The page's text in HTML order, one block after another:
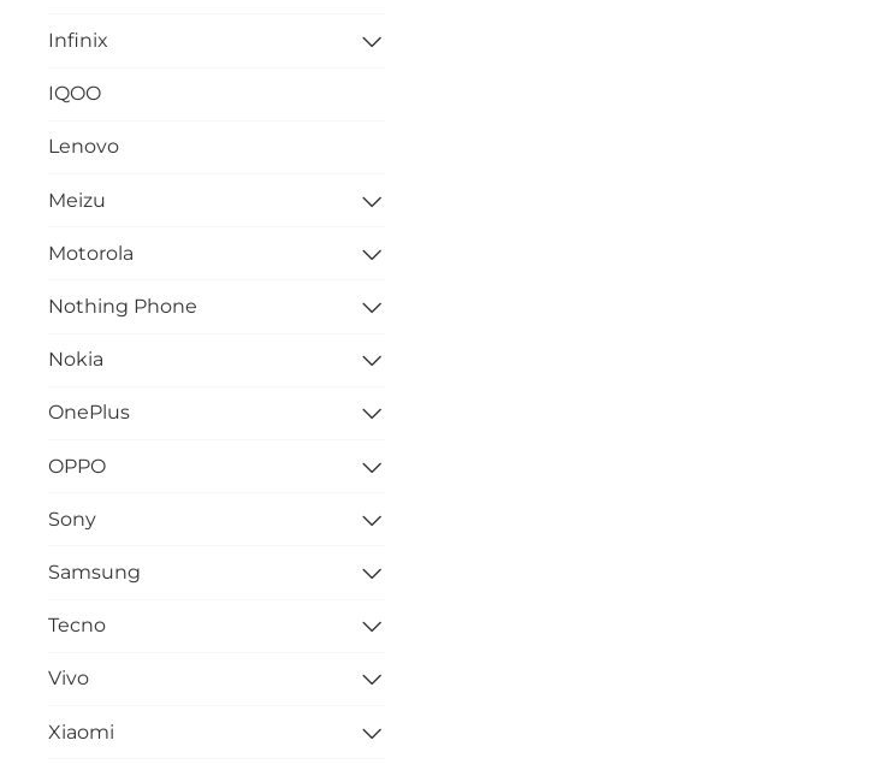
Infinix
IQOO
Lenovo
Meizu
Motorola
Nothing Phone
Nokia
OnePlus
OPPO
Sony
Samsung
Tecno
Vivo
Xiaomi